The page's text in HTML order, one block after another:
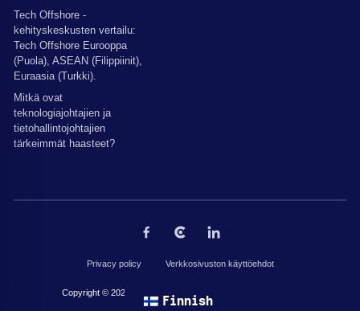
Tech Offshore -
kehityskeskusten vertailu:
Tech Offshore Eurooppa
(Puola), ASEAN (Filippiinit),
Euraasia (Turkki).
Mitkä ovat
teknologiajohtajien ja
tietohallintojohtajien
tärkeimmät haasteet?
Privacy policy Verkkosivuston käyttöehdot
Copyright © 2026 by The Codest. Kaikki oikeudet pidätetään.
Finnish